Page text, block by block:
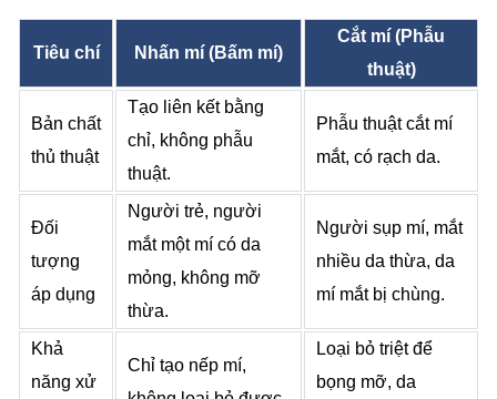
Tiêu chí Nhấn mí (Bấm mí)
Cắt mí (Phẫu
thuật)
Bản chất
thủ thuật
Tạo liên kết bằng
chỉ, không phẫu
thuật.
Phẫu thuật cắt mí
mắt, có rạch da.
Đối
tượng
áp dụng
Người trẻ, người
mắt một mí có da
mỏng, không mỡ
thừa.
Người sụp mí, mắt
nhiều da thừa, da
mí mắt bị chùng.
Khả
năng xử
Chỉ tạo nếp mí,
Loại bỏ triệt để
bọng mỡ, da